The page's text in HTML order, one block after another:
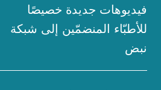
فيديوهات جديدة خصيصًا
للأطبّاء المنضمّين إلى شبكة
نبض